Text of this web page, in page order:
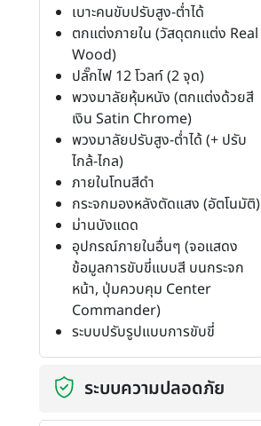
เบาะคนขับปรับสูง-ต่ำได้
ตกแต่งภายใน (วัสดุตกแต่ง Real
Wood)
ปลั๊กไฟ 12 โวลท์ (2 จุด)
พวงมาลัยหุ้มหนัง (ตกแต่งด้วยสี
เงิน Satin Chrome)
พวงมาลัยปรับสูง-ต่ำได้ (+ ปรับ
ไกล้-ไกล)
ภายในโทนสีดำ
กระจกมองหลังตัดแสง (อัตโนมัติ)
ม่านบังแดด
อุปกรณ์ภายในอื่นๆ (จอแสดง
ข้อมูลการขับขี่แบบสี บนกระจก
หน้า, ปุ่มควบคุม Center
Commander)
ระบบปรับรูปแบบการขับขี่
ระบบความปลอดภัย